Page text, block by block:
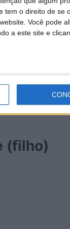
tem o direito de se
Você pode
a este site e
da
A sua
Igreja
(filho)